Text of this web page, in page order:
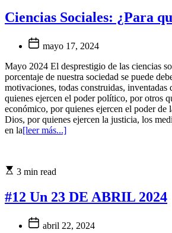
Ciencias Sociales: ¿Para
mayo 17, 2024
Mayo 2024 El desprestigio de las ciencias
porcentaje de nuestra sociedad se puede
motivaciones, todas construidas,
quienes ejercen el poder político, por otros
económico, por quienes ejercen el poder de
Dios, por quienes ejercen la justicia, los
en la[leer más...]
3 min read
#12 Un 23 DE ABRIL 2024
abril 22, 2024